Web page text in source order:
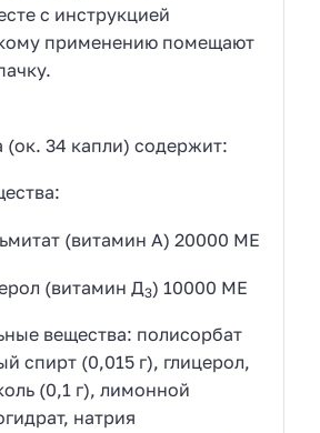
с инструкцией
применению помещают
(ок. 34 капли) содержит:
(витамин А) 20000 МЕ
(витамин Д3) 10000 МЕ
вещества: полисорбат
спирт (0,015 г), глицерол,
(0,1 г), лимонной
натрия